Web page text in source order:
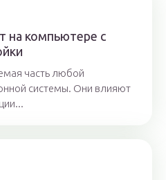
на компьютере с
часть любой
системы. Они влияют